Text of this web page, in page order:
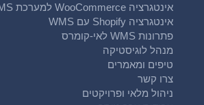
אינטגרציה WooCommerce למערכת WMS
אינטגרציה Shopify עם WMS
פתרונות WMS לאי-קומרס
מנהל לוגיסטיקה
טיפים ומאמרים
צרו קשר
ניהול מלאי ופרויקטים